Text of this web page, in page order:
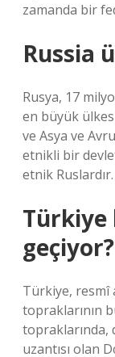
zamanda bir
Russia
Rusya, 17
en büyük
ve Asya ve
etnikli bir
etnik Ruslardır.
Türkiye
geçiyor?
Türkiye, resmî
topraklarının
topraklarında,
uzantısı olan